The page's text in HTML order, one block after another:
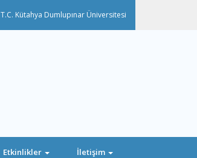
T.C. Kütahya Dumlupınar Üniversitesi
Etkinlikler İletişim